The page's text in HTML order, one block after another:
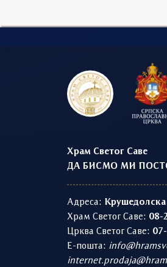
Храм Светог Саве
ДА БИСМО МИ
Адреса: Крушедолска
Храм Светог Саве: 08-
Црква Светог Саве:
Е-пошта: